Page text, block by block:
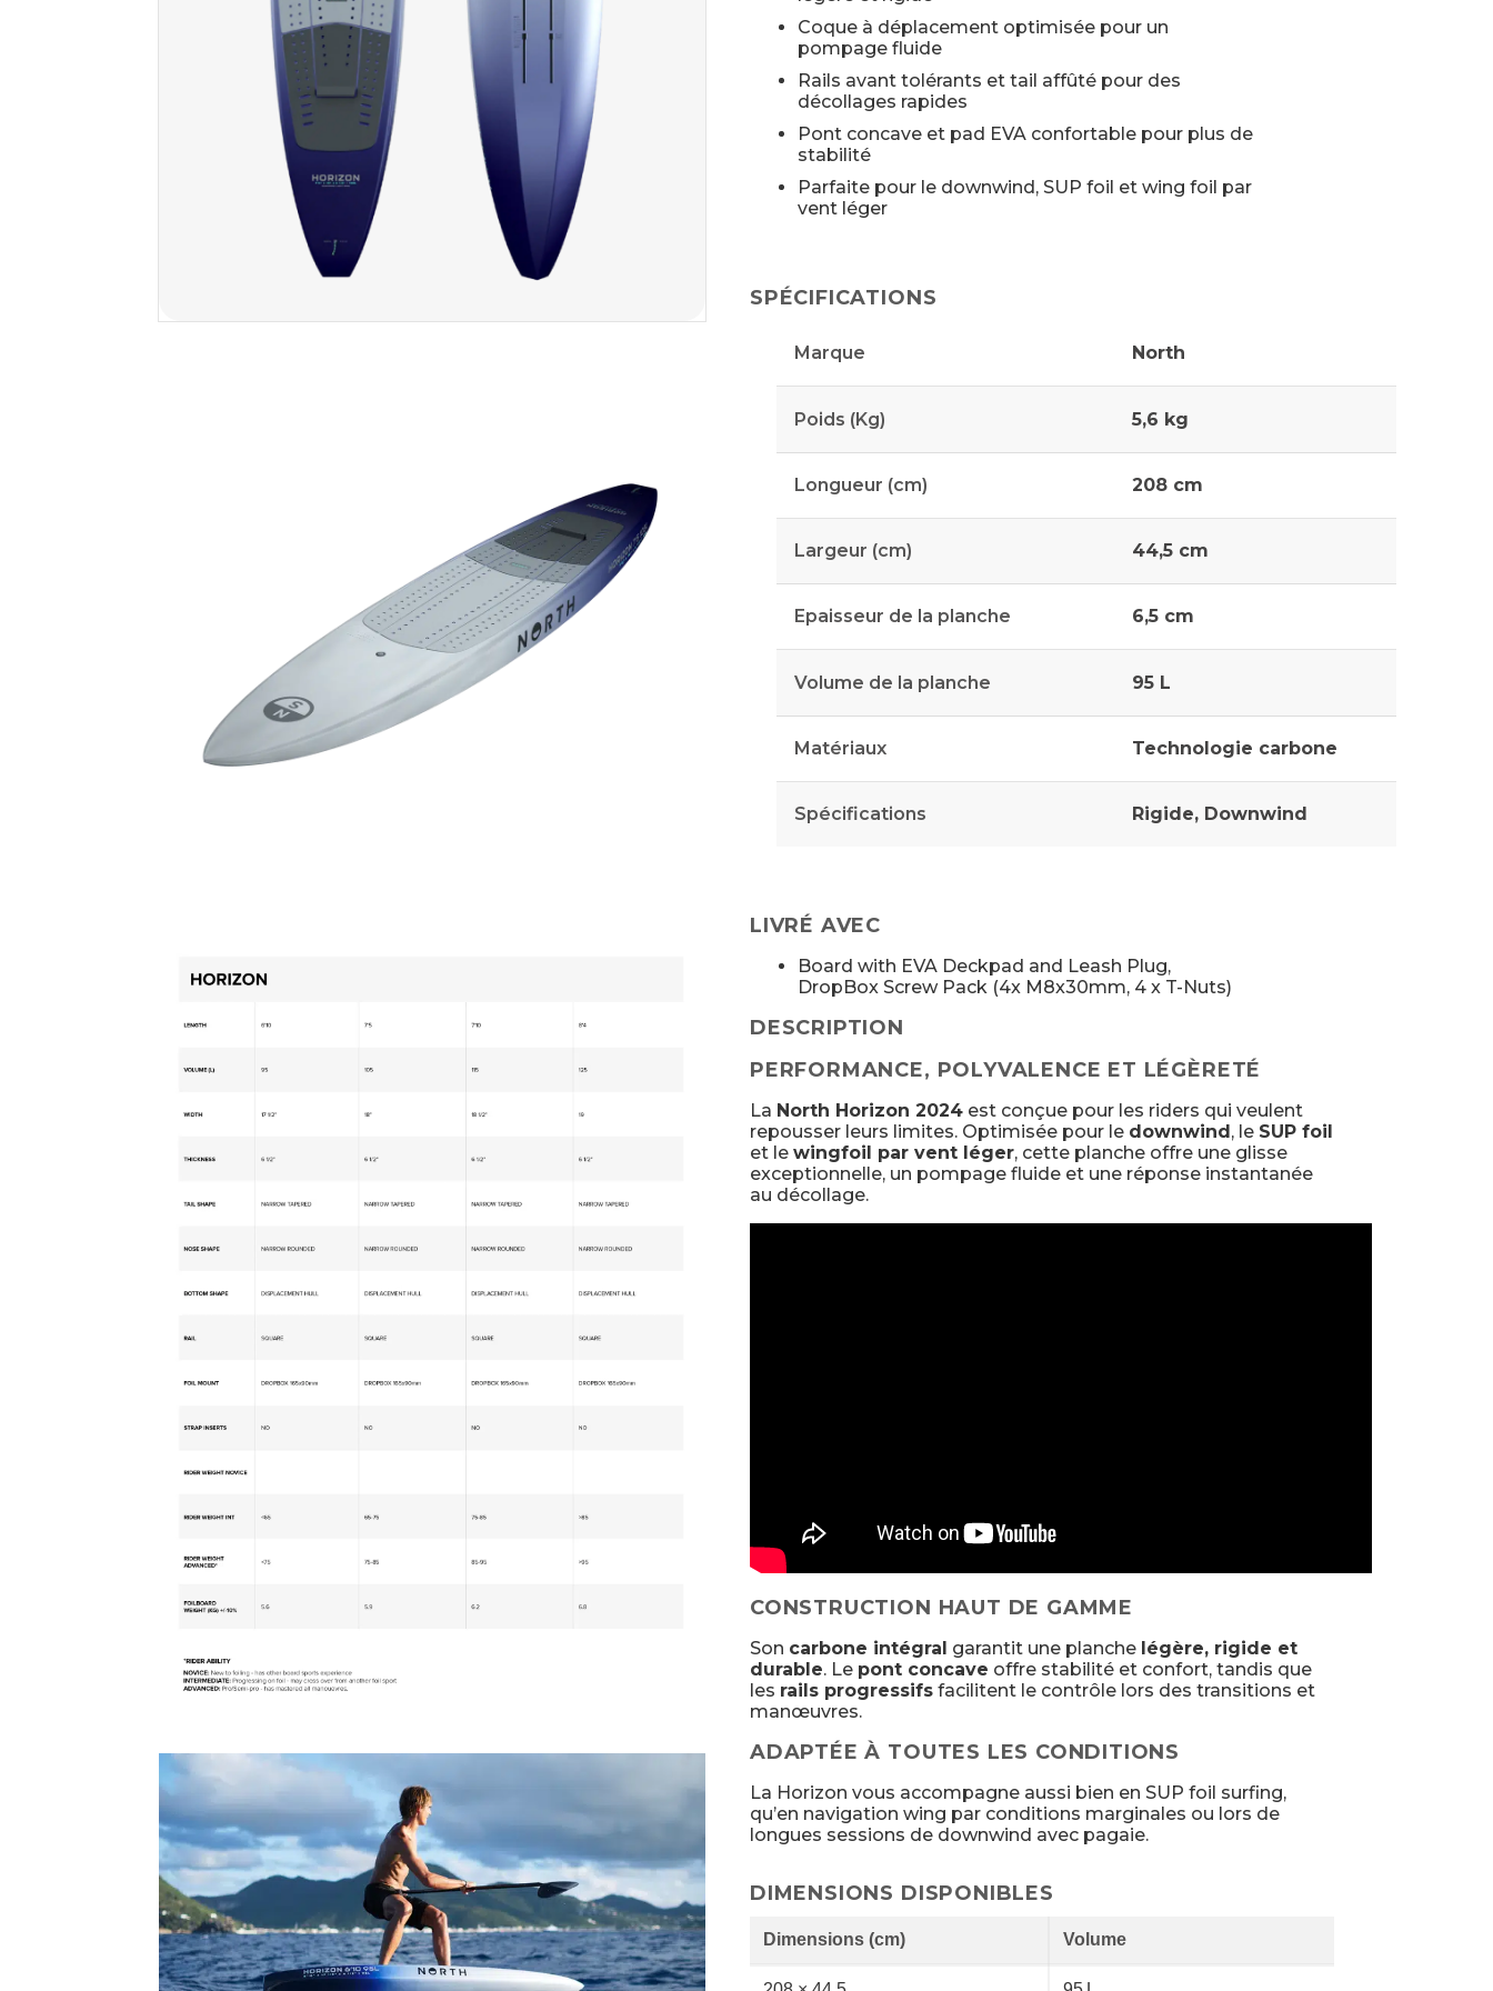
Coque à déplacement optimisée pour un
pompage fluide
Rails avant tolérants et tail affûté pour des
décollages rapides
Pont concave et pad EVA confortable pour plus de
stabilité
Parfaite pour le downwind, SUP foil et wing foil par
vent léger
SPÉCIFICATIONS
Marque North
Poids (Kg) 5,6 kg
Longueur (cm) 208 cm
Largeur (cm) 44,5 cm
Epaisseur de la planche 6,5 cm
Volume de la planche 95 L
Matériaux Technologie carbone
Spécifications Rigide, Downwind
LIVRÉ AVEC
Board with EVA Deckpad and Leash Plug,
DropBox Screw Pack (4x M8x30mm, 4 x T-Nuts)
DESCRIPTION
PERFORMANCE, POLYVALENCE ET LÉGÈRETÉ
La North Horizon 2024est conçue pour les riders qui veulent
repousser leurs limites. Optimisée pour le downwind , le SUP foil
et le wingfoil par vent léger, cette planche offre une glisse
exceptionnelle, un pompage fluide et une réponse instantanée
au décollage.
CONSTRUCTION HAUT DE GAMME
Son carbone intégral garantit une planche légère, rigide et
durable. Le pont concave offre stabilité et confort, tandis que
les rails progressifsfacilitent le contrôle lors des transitions et
manœuvres.
ADAPTÉE À TOUTES LES CONDITIONS
La Horizon vous accompagne aussi bien en SUP foil surfing,
qu’en navigation wing par conditions marginales ou lors de
longues sessions de downwind avec pagaie.
DIMENSIONS DISPONIBLES
Dimensions (cm) Volume